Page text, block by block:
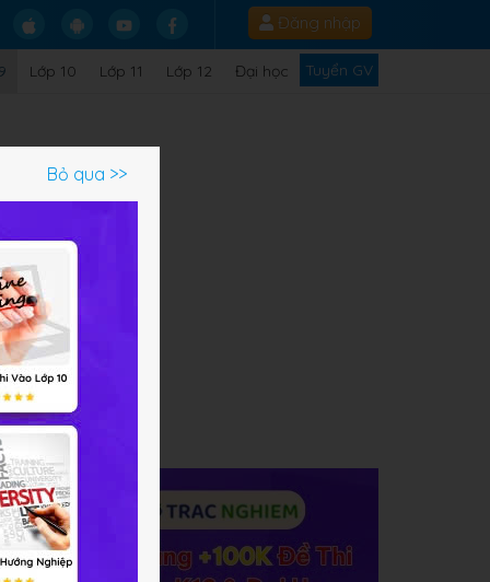
Đăng nhập
Lớp 10 Lớp 11 Lớp 12 Đại học Tuyển GV
4,
Bỏ qua >>